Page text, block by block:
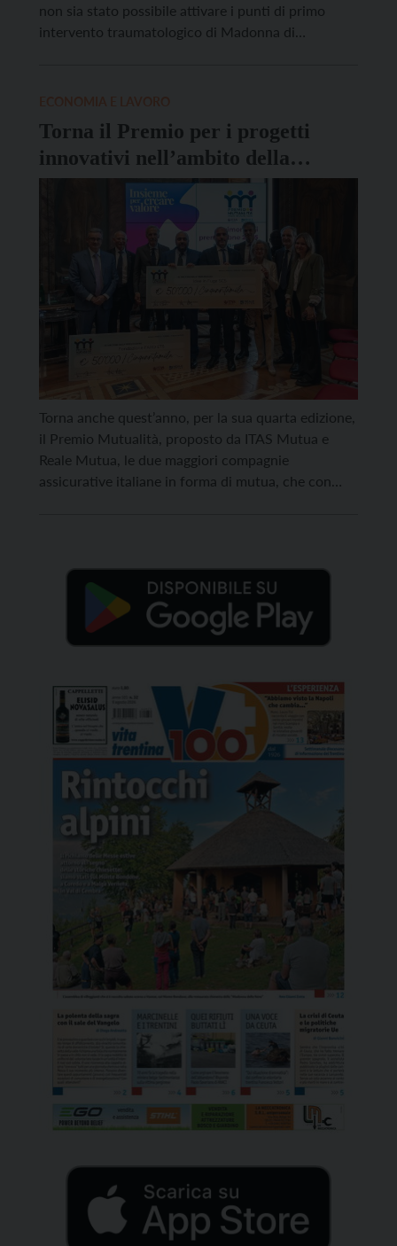
non sia stato possibile attivare i punti di primo
intervento traumatologico di Madonna di
Torna il Premio per i progetti
innovativi nell’ambito della
mutualità
Torna anche quest’anno, per la sua quarta edizione,
il Premio Mutualità, proposto da ITAS Mutua e
Reale Mutua, le due maggiori compagnie
assicurative italiane in forma di mutua, che con
avviati e che abbiano generato benefici […]